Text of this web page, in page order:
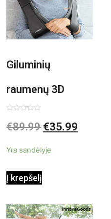
Giluminių
raumenų 3D
elektrinis
Shiatsu
0
iš
€89.99 €35.99
Yra sandėlyje
Į krepšelį